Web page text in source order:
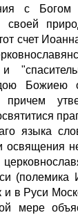
с Богом
своей
счет
Божиею
причем
языка
освящения
(полемика
и в Руси
мере